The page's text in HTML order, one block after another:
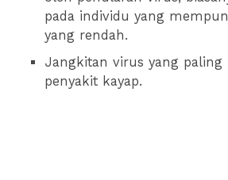
pada individu yang
yang rendah.
Jangkitan virus yang paling
penyakit kayap.